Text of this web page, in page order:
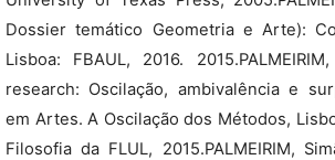
Dossier temático Geometria e Arte):
Lisboa: FBAUL, 2016.
research: Oscilação, ambivalência e
em Artes. A Oscilação dos Métodos,
Filosofia da FLUL, 2015.PALMEIRIM,